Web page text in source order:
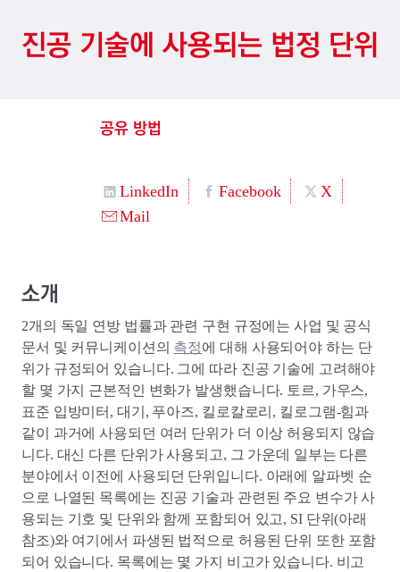
진공 기술에 사용되는 법정 단위
공유 방법
LinkedIn Facebook
X
Mail
소개
2개의 독일 연방 법률과 관련 구현 규정에는 사업 및 공식
문서 및 커뮤니케이션의 측정에 대해 사용되어야 하는 단
위가 규정되어 있습니다. 그에 따라 진공 기술에 고려해야
할 몇 가지 근본적인 변화가 발생했습니다. 토르, 가우스,
표준 입방미터, 대기, 푸아즈, 킬로칼로리, 킬로그램-힘과
같이 과거에 사용되던 여러 단위가 더 이상 허용되지 않습
니다. 대신 다른 단위가 사용되고, 그 가운데 일부는 다른
분야에서 이전에 사용되던 단위입니다. 아래에 알파벳 순
으로 나열된 목록에는 진공 기술과 관련된 주요 변수가 사
용되는 기호 및 단위와 함께 포함되어 있고, SI 단위(아래
참조)와 여기에서 파생된 법적으로 허용된 단위 또한 포함
되어 있습니다. 목록에는 몇 가지 비고가 있습니다. 비고